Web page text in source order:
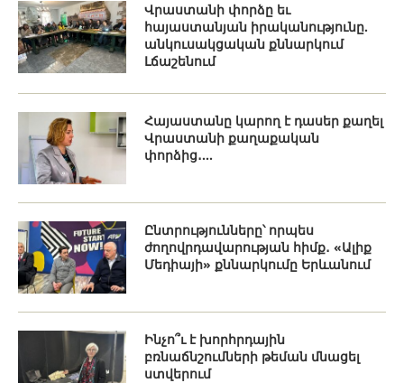
Վրաստանի փորձը եւ
հայաստանյան իրականությունը.
անկուսակցական քննարկում
Լճաշենում
Հայաստանը կարող է դասեր քաղել
Վրաստանի քաղաքական
փորձից․...
Ընտրությունները՝ որպես
ժողովրդավարության հիմք․ «Ալիք
Մեդիայի» քննարկումը Երևանում
Ինչո՞ւ է խորհրդային
բռնաճնշումների թեման մնացել
ստվերում